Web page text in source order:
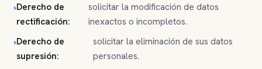
Derecho de
rectificación:
solicitar la modificación de datos
inexactos o incompletos.
Derecho de
supresión:
solicitar la eliminación de sus datos
personales.